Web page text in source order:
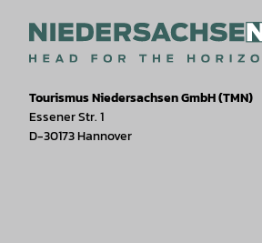
Tourismus Niedersachsen GmbH (TMN)
Essener Str. 1
D-30173 Hannover